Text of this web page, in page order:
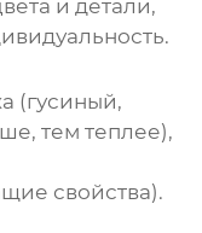
и детали,
(гусиный,
тем теплее),
свойства).